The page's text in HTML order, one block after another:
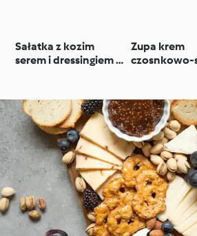
Sałatka z kozim
serem i dressingiem z
Zupa krem
czosnkowo-